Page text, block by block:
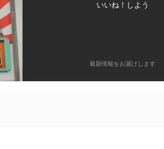
いいね！しよう
最新情報をお届けします